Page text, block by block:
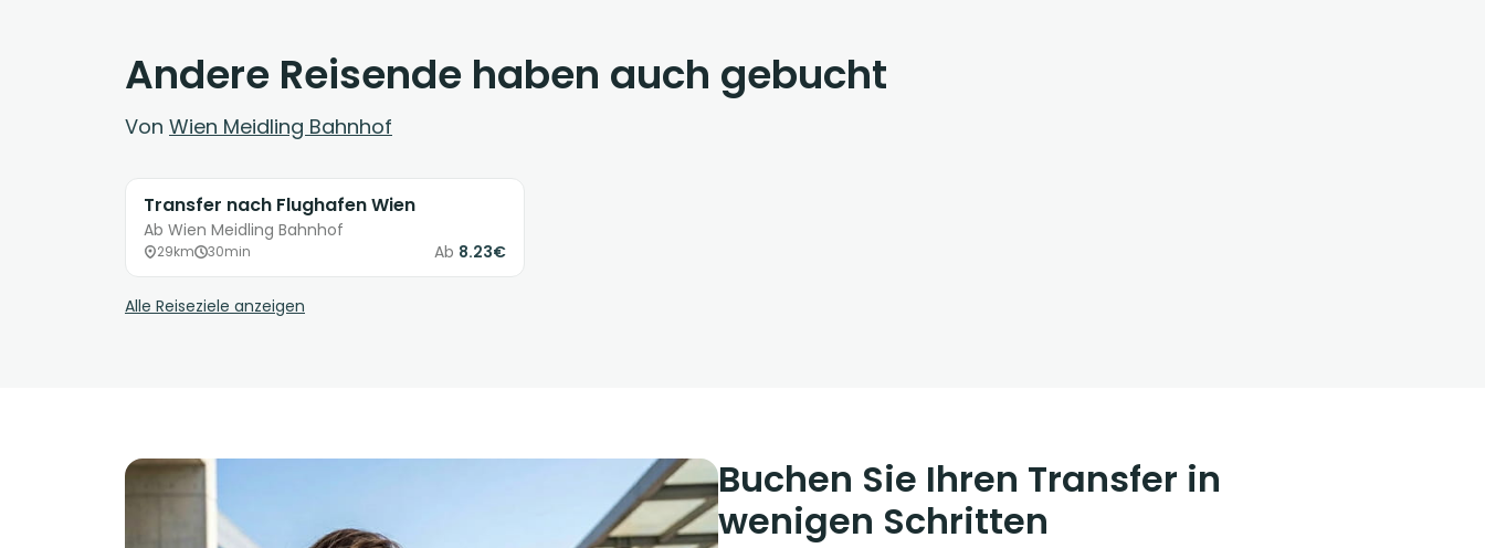
Andere Reisende haben auch gebucht
Von Wien Meidling Bahnhof
Transfer nach Flughafen Wien
Ab Wien Meidling Bahnhof
29km 30min Ab 8.23€
Alle Reiseziele anzeigen
Buchen Sie Ihren Transfer in
wenigen Schritten